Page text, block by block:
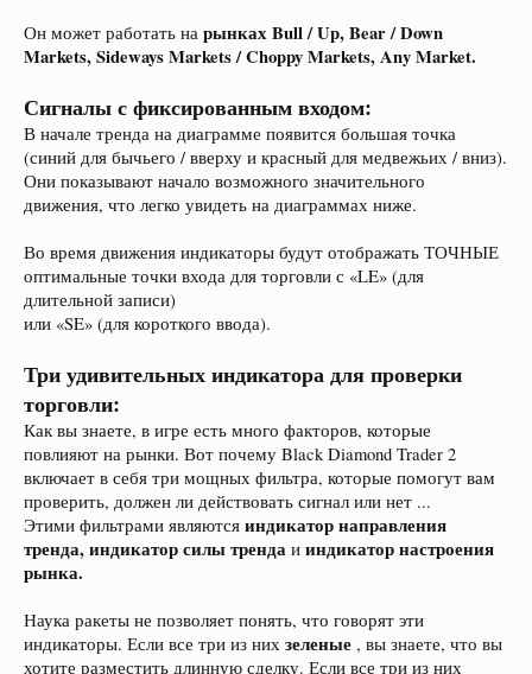
Он может работать на рынках Bull / Up, Bear / Down
Markets, Sideways Markets / Choppy Markets, Any Market.
Сигналы с фиксированным входом:
В начале тренда на диаграмме появится большая точка
(синий для бычьего / вверху и красный для медвежьих / вниз).
Они показывают начало возможного значительного
движения, что легко увидеть на диаграммах ниже.
Во время движения индикаторы будут отображать ТОЧНЫЕ
оптимальные точки входа для торговли с «LE» (для
длительной записи)
или «SE» (для короткого ввода).
Три удивительных индикатора для проверки
торговли:
Как вы знаете, в игре есть много факторов, которые
повлияют на рынки. Вот почему Black Diamond Trader 2
включает в себя три мощных фильтра, которые помогут вам
проверить, должен ли действовать сигнал или нет ...
Этими фильтрами являются индикатор направления
тренда, индикатор силы тренда и индикатор настроения
рынка.
Наука ракеты не позволяет понять, что говорят эти
индикаторы. Если все три из них зеленые , вы знаете, что вы
хотите разместить длинную сделку. Если все три из них